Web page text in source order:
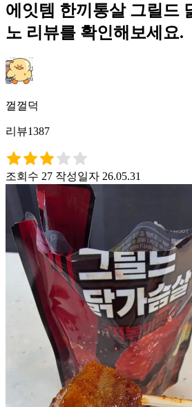
에잇템 한끼통살 그릴드
노 리뷰를 확인해보세요.
껄껄덕
리뷰1387
조회수 27 작성일자 26.05.31